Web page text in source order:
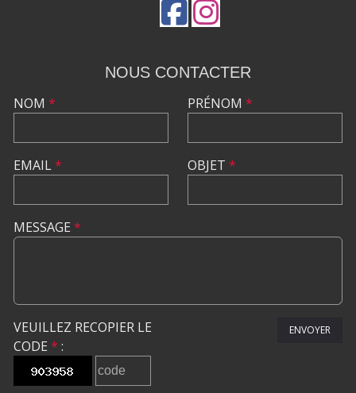
NOUS CONTACTER
NOM *
EMAIL*
PRÉNOM *
OBJET *
MESSAGE *
VEUILLEZ RECOPIER LE
CODE * :
ENVOYER